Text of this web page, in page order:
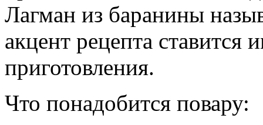
Лагман из баранины
акцент рецепта ставится
приготовления.
Что понадобится повару: